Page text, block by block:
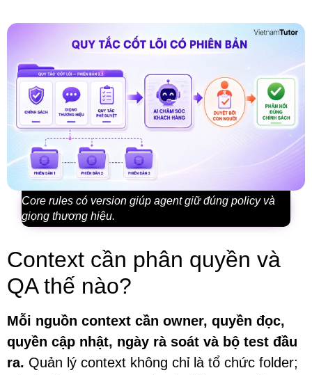
Core rules có version giúp agent giữ đúng policy và
giọng thương hiệu.
Context cần phân quyền và
QA thế nào?
Mỗi nguồn context cần owner, quyền đọc,
quyền cập nhật, ngày rà soát và bộ test đầu
ra. Quản lý context không chỉ là tổ chức folder;